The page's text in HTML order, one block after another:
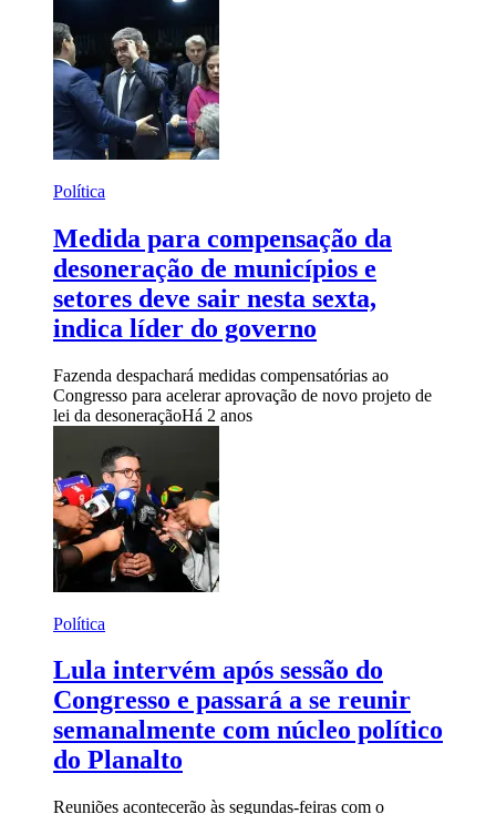
Política
Medida para compensação da
desoneração de municípios e
setores deve sair nesta sexta,
indica líder do governo
Fazenda despachará medidas compensatórias ao
Congresso para acelerar aprovação de novo projeto de
lei da desoneraçãoHá 2 anos
Política
Lula intervém após sessão do
Congresso e passará a se reunir
semanalmente com núcleo político
do Planalto
Reuniões acontecerão às segundas-feiras com o